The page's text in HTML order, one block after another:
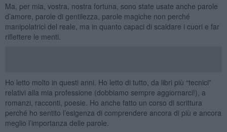
Ma, per mia, vostra, nostra fortuna, sono state usate anche parole
d’amore, parole di gentilezza, parole magiche non perché
manipolatrici del reale, ma in quanto capaci di scaldare i cuori e far
riflettere le menti.
Ho letto molto in questi anni. Ho letto di tutto, da libri più “tecnici”
relativi alla mia professione (dobbiamo sempre aggiornarci!), a
romanzi, racconti, poesie. Ho anche fatto un corso di scrittura
perché ho sentito l’esigenza di comprendere ancora di più e ancora
meglio l’importanza delle parole.